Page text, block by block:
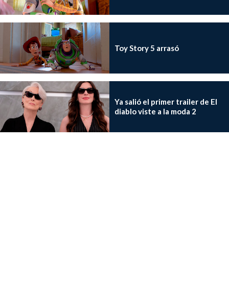
Toy Story 5 arrasó
Ya salió el primer trailer de El
diablo viste a la moda 2